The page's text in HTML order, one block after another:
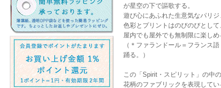
が星空の下で謳歌する。
遊び心にあふれた生意気なパリ
色彩とプリントはのびのびとし
屋内でも屋外でも無制限に楽し
（＊ファランドール＝フランス
踊る。）
この「Spirit・スピリット」の中
花柄のファブリックを表現して